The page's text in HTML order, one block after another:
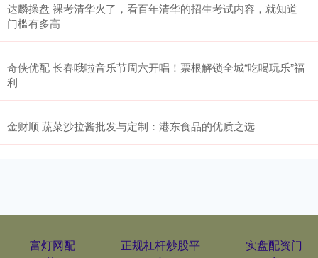
达麟操盘 裸考清华火了，看百年清华的招生考试内容，就知道
门槛有多高
奇侠优配 长春哦啦音乐节周六开唱！票根解锁全城“吃喝玩乐”福
利
金财顺 蔬菜沙拉酱批发与定制：港东食品的优质之选
富灯网配
正规杠杆炒股平
实盘配资门